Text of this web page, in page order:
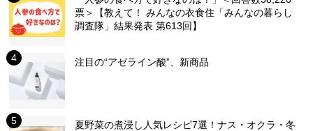
票＞【教えて！ みんなの衣食住「みんなの暮らし
調査隊」結果発表 第613回】
注目の“アゼライン酸”、新商品
夏野菜の煮浸し人気レシピ7選！ナス・オクラ・冬